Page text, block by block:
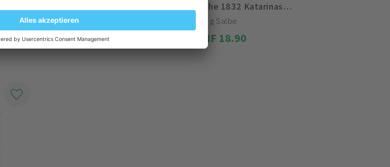
40 Stück Kapseln
CHF 35.00
Eiche 1832 Katarinas Magnesium Salbe
100 g Salbe
CHF 18.90